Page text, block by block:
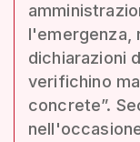
l'emergenza,
dichiarazioni
verifichino
concrete”.